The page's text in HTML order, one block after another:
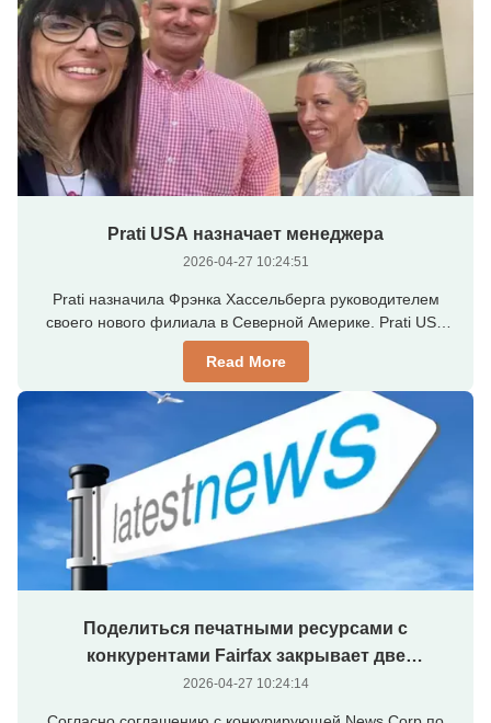
Prati USA назначает менеджера
2026-04-27 10:24:51
Prati назначила Фрэнка Хассельберга руководителем
своего нового филиала в Северной Америке. Prati USA
была основана в рамках стремления компании укрепить
свои позиции на рынке Северной Америки. Ранее
Хассельберг работал с Kocher+Beck, Heidelberg и Gallus в
Северной Америке. Хассельберг сказал: «Это ...
Read More
Поделиться печатными ресурсами с
конкурентами Fairfax закрывает две
типографии
2026-04-27 10:24:14